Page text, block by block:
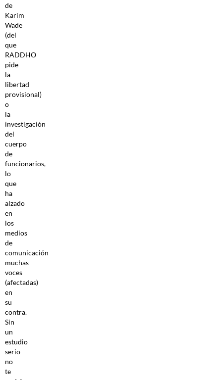
de
Karim
Wade
(del
que
RADDHO
pide
la
libertad
provisional)
o
la
investigación
del
cuerpo
de
funcionarios,
lo
que
ha
alzado
en
los
medios
de
comunicación
muchas
voces
(afectadas)
en
su
contra.
Sin
un
estudio
serio
no
te